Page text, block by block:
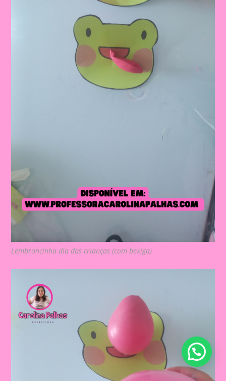
Lembrancinha dia das crianças (com bexiga)